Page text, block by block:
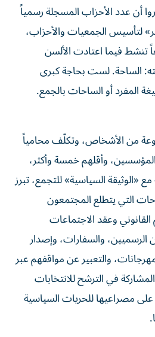
أن عدد الأحزاب المسجلة رسمياً
لتأسيس الجمعيات والأحزاب،
فيما اعتادت الألسن
الساحة. لست بحاجة كبرى
المفرد أو الساحات بالجمع.
من الأشخاص، وتكلّف محامياً
وأقلهم خمسة وأكثر،
«الوثيقة السياسية» للتجمع، تبرز
التي يتطلع المجتمعون
وعقد الاجتماعات
الرسميين، والسفارات، وإصدار
والتعبير عن مواقفهم عبر
في الترشح للانتخابات
على مصراعيها للحريات السياسية